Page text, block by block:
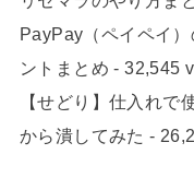
PayPay（ペイペイ
ントまとめ - 32,545
【せどり】仕入れで
から潰してみた -